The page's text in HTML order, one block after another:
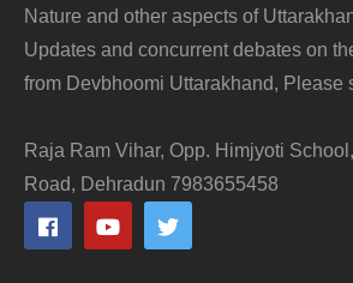
Nature and other aspects of
Updates and concurrent debates on
from Devbhoomi Uttarakhand, Please
Raja Ram Vihar, Opp. Himjyoti
Road, Dehradun 7983655458